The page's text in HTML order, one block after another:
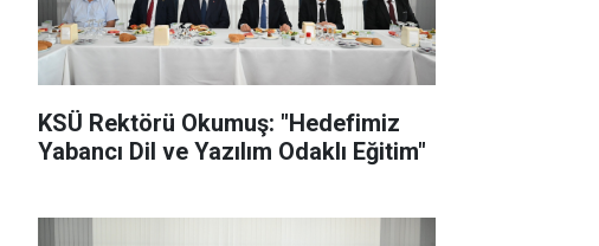
KSÜ Rektörü Okumuş: "Hedefimiz
Yabancı Dil ve Yazılım Odaklı Eğitim"